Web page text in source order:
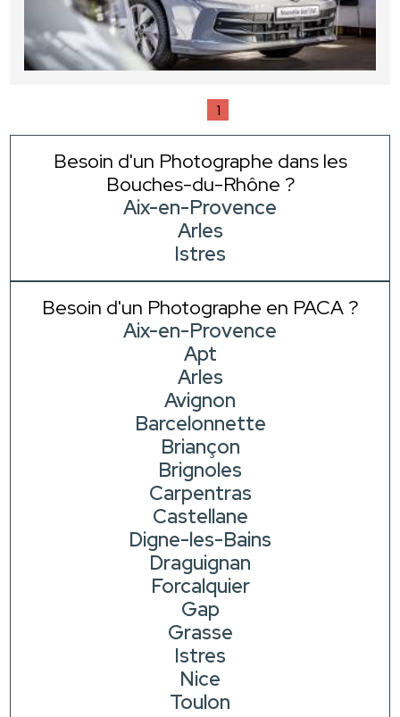
1
Besoin d'un Photographe dans les
Bouches-du-Rhône ?
Aix-en-Provence
Arles
Istres
Besoin d'un Photographe en PACA ?
Aix-en-Provence
Apt
Arles
Avignon
Barcelonnette
Briançon
Brignoles
Carpentras
Castellane
Digne-les-Bains
Draguignan
Forcalquier
Gap
Grasse
Istres
Nice
Toulon